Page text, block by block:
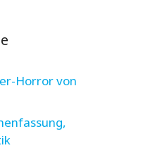
Horror von